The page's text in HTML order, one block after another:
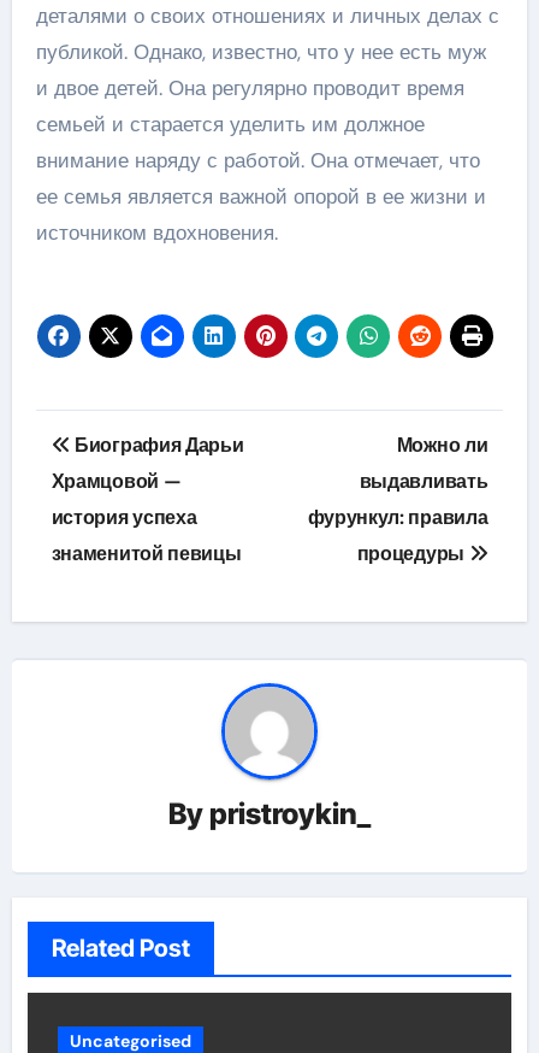
деталями о своих отношениях и личных делах с
публикой. Однако, известно, что у нее есть муж
и двое детей. Она регулярно проводит время
семьей и старается уделить им должное
внимание наряду с работой. Она отмечает, что
ее семья является важной опорой в ее жизни и
источником вдохновения.
Навигация
по
записям
Биография Дарьи
Храмцовой —
история успеха
знаменитой певицы
Можно ли
выдавливать
фурункул: правила
процедуры
By pristroykin_
Related Post
Uncategorised